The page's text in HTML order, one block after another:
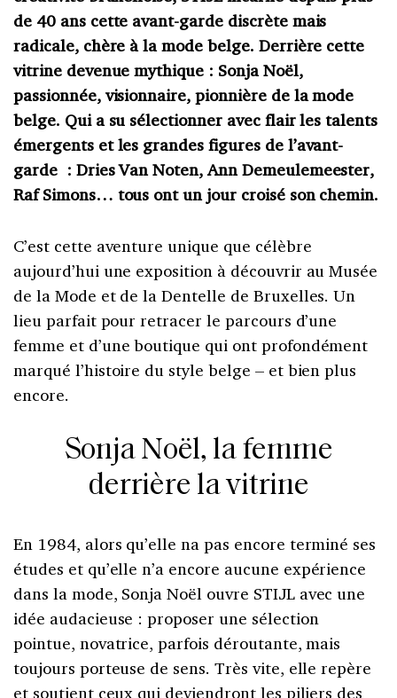
de 40 ans cette avant-garde discrète mais
radicale, chère à la mode belge. Derrière cette
vitrine devenue mythique : Sonja Noël,
passionnée, visionnaire, pionnière de la mode
belge. Qui a su sélectionner avec flair les talents
émergents et les grandes figures de l’avant-
garde : Dries Van Noten, Ann Demeulemeester,
Raf Simons… tous ont un jour croisé son chemin.
C’est cette aventure unique que célèbre
aujourd’hui une exposition à découvrir au Musée
de la Mode et de la Dentelle de Bruxelles. Un
lieu parfait pour retracer le parcours d’une
femme et d’une boutique qui ont profondément
marqué l’histoire du style belge – et bien plus
encore.
Sonja Noël, la femme
derrière la vitrine
En 1984, alors qu’elle na pas encore terminé ses
études et qu’elle n’a encore aucune expérience
dans la mode, Sonja Noël ouvre STIJL avec une
idée audacieuse : proposer une sélection
pointue, novatrice, parfois déroutante, mais
toujours porteuse de sens. Très vite, elle repère
et soutient ceux qui deviendront les piliers des